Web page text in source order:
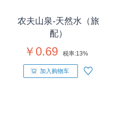
农夫山泉-天然水（旅
配）
￥0.69 税率:13%
加入购物车